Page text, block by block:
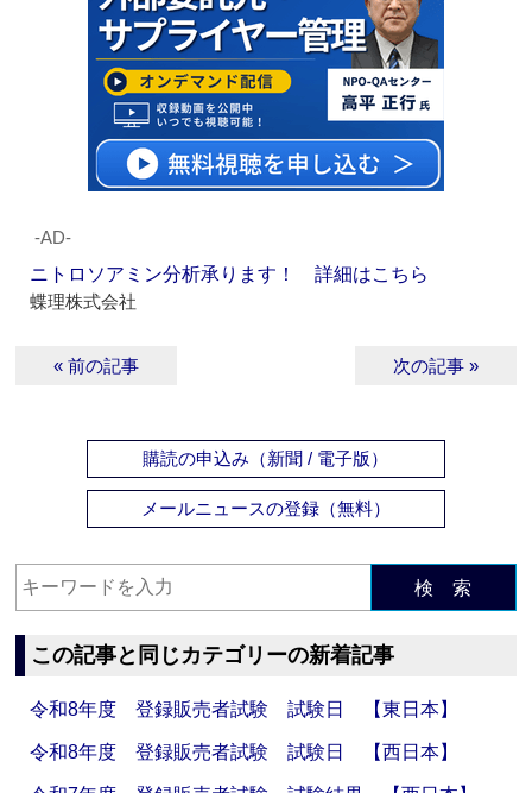
‐AD‐
ニトロソアミン分析承ります！ 詳細はこちら
蝶理株式会社
« 前の記事 次の記事 »
購読の申込み（新聞 / 電子版）
メールニュースの登録（無料）
検 索
この記事と同じカテゴリーの新着記事
令和8年度 登録販売者試験 試験日 【東日本】
令和8年度 登録販売者試験 試験日 【西日本】